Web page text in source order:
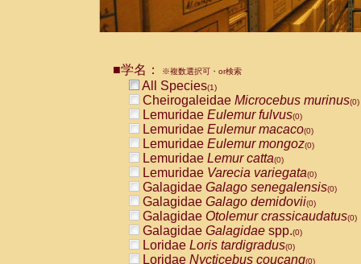
■学名： ※複数選択可・or検索
All Species(1)
Cheirogaleidae Microcebus murinus(0)
Lemuridae Eulemur fulvus(0)
Lemuridae Eulemur macaco(0)
Lemuridae Eulemur mongoz(0)
Lemuridae Lemur catta(0)
Lemuridae Varecia variegata(0)
Galagidae Galago senegalensis(0)
Galagidae Galago demidovii(0)
Galagidae Otolemur crassicaudatus(0)
Galagidae Galagidae spp.(0)
Loridae Loris tardigradus(0)
Loridae Nycticebus coucang(0)